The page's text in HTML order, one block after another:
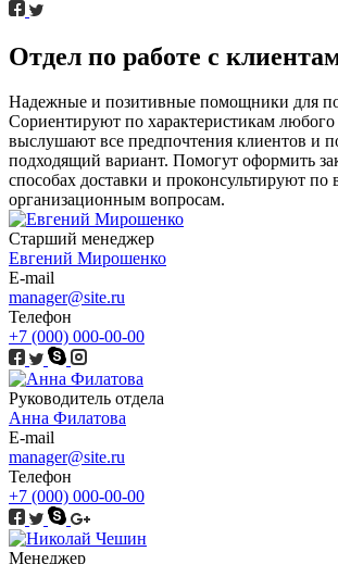
Отдел по работе с
Надежные и позитивные помощники для
Сориентируют по характеристикам любого
выслушают все предпочтения клиентов и
подходящий вариант. Помогут оформить
способах доставки и проконсультируют по
организационным вопросам.
Старший менеджер
Евгений Мирошенко
E-mail
manager@site.ru
Телефон
+7 (000) 000-00-00
Руководитель отдела
Анна Филатова
E-mail
manager@site.ru
Телефон
+7 (000) 000-00-00
Менеджер